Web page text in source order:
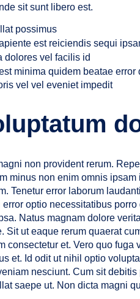
sit sunt libero est.
possimus
est reiciendis sequi
dolores vel facilis id
minima quidem beatae error
vel vel eveniet impedit
non provident rerum.
minus non enim omnis
Tenetur error laborum
error optio necessitatibus
Natus magnam dolore
Sit ut eaque rerum quaerat
consectetur et. Vero quo
et. Id odit ut nihil optio
nesciunt. Cum sit
saepe ut. Non dicta magni